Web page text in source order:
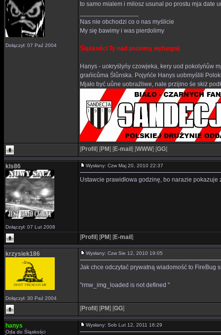
Dołączył: 07 Paź 2004
to samo mialem i milosz usunal po prostu mja date
Nas nie obchodzi co o nas myślicie
My się bawimy i was pierdolimy
Śląskości Ty nad poziomy wyfurgnij
Hanys - uokryślyńy czowjeka, kery uod pokolyńůw
grańicůma Ślůnska. Pojyńće Hanys uobmyślili
Mjało być uůne uobraźliwe, nale przijino śe skiż
[Profil ] [PM] [E-mail ] [WWW] [GG]
kls86
Dołączył: 07 Lut 2008
Wysłany: Czw Maj 20, 2010 22:37
Ustawcie prawidłowa godzinę, bo narazie pokazuje
[Profil ] [PM] [E-mail ]
krzysiek186
Dołączył: 30 Paź 2004
Wysłany: Czw Sie 12, 2010 19:05
Jak chce odczytać prywatną wiadomość to FireBug
"rmw_img_loaded is not defined "
[Profil ] [PM] [GG]
hanys
Oda do Śląskości
Wysłany: Sob Lut 12, 2011 16:29